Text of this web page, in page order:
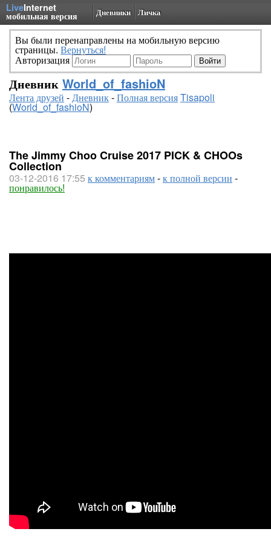
LiveInternet
мобильная версия Дневники Личка
Вы были перенаправлены на мобильную версию
страницы. Вернуться!
Авторизация
Дневник World_of_fashioN
Лента друзей -Дневник-Полная версияTisapoli
(World_of_fashioN)
The Jimmy Choo Cruise 2017 PICK & CHOOs
Collection
03-12-2016 17:55 к комментариям-к полной версии -
понравилось!